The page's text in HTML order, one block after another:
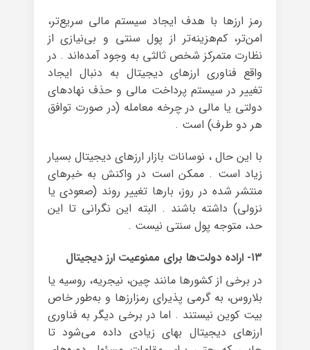
رمز ارزها با هدف ایجاد سیستم مالی سریع‌تر،
امن‌تر، کم‌هزینه‌تر از پول سنتی و بی‌نیازی از
نظارت متمرکز شخص ثالثی به وجود آمده‌اند . در
واقع فناوری ارزهای دیجیتال به دنبال ایجاد
تغییر در سیستم پرداخت مالی و حذف نهاد‌های
دولتی یا مالی در چرخه‌ معامله (در صورت توافق
هر دو طرف) است .
با این حال ، نوسانات بازار ارزهای دیجیتال بسیار
زیاد است . ممکن است در واکنش‌ به خبر‌های
منتشر شده در روز، بارها تغییر روند (صعودی یا
نزولی) داشته باشند . البته این نگرانی تا این
حد، متوجه پول سنتی نیست .
۱۳- اراده دولت‌ها برای ممنوعیت ارز دیجیتال
در برخی از کشور‌ها مانند چین، نیجریه، روسیه یا
بلاروس، به گرمی پذیرای رمزارزها و به‌طور خاص
بیت کوین نیستند . اما در برخی دیگر به فناوری
ارزهای دیجیتال بهای زیادی داده می‌شود تا